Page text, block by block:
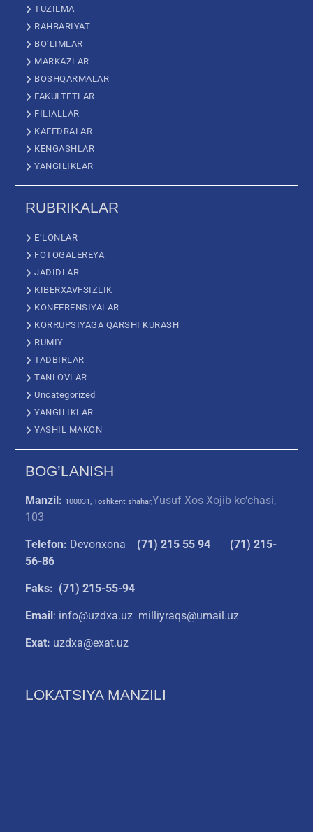
TUZILMA
RAHBARIYAT
BO’LIMLAR
MARKAZLAR
BOSHQARMALAR
FAKULTETLAR
FILIALLAR
KAFEDRALAR
KENGASHLAR
YANGILIKLAR
RUBRIKALAR
E’LONLAR
FOTOGALEREYA
JADIDLAR
KIBERXAVFSIZLIK
KONFERENSIYALAR
KORRUPSIYAGA QARSHI KURASH
RUMIY
TADBIRLAR
TANLOVLAR
Uncategorized
YANGILIKLAR
YASHIL MAKON
BOG’LANISH
Manzil: 100031, Toshkent shahar,Yusuf Xos Xojib ko‘chasi,
103
Telefon: Devonxona (71) 215 55 94
(71) 215-
56-86
Faks: (71) 215-55-94
Email: info@uzdxa.uz milliyraqs@umail.uz
Exat: uzdxa@exat.uz
LOKATSIYA MANZILI